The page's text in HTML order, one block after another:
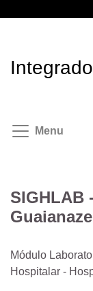
Menu
SIGHLAB
Módulo
Hospitalar -